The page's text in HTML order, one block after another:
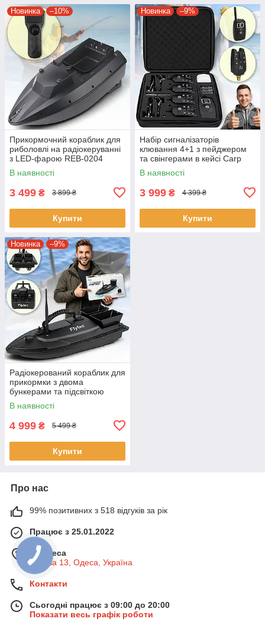
Новинка –10%
Прикормочний кораблик для
риболовлі на радіокеруванні
з LED-фарою REB-0204
В наявності
3 499 ₴ 3 899 ₴
Купити
Новинка –9%
Набір сигналізаторів
клювання 4+1 з пейджером
та свінгерами в кейсі Carp
Line TLI-07
В наявності
3 999 ₴ 4 399 ₴
Купити
Новинка –9%
Радіокерований кораблик для
прикормки з двома
бункерами та підсвіткою
12000mAh
В наявності
4 999 ₴ 5 499 ₴
Купити
Про нас
99% позитивних з 518 відгуків за рік
Працює з 25.01.2022
м. Одеса
Базова 13, Одеса, Україна
Контакти
Сьогодні працює з 09:00 до 20:00
Показати весь графік роботи